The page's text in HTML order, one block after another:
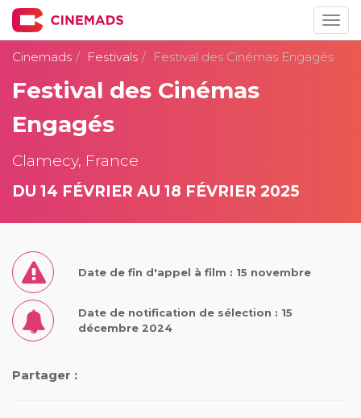
Cinemads
Festivals Festival des Cinémas Engagés
Festival des Cinémas
Engagés
Clamecy, France
DU 14 FÉVRIER AU 18 FÉVRIER 2025
Date de fin d'appel à film : 15 novembre
Date de notification de sélection : 15
décembre 2024
Partager :